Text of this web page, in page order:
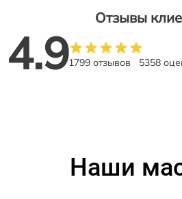
Отзывы
4.91799 отзывов 5358
Наши